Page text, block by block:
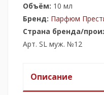
Объём: 10 мл
Бренд: Парфюм
Страна бренда/
Арт. SL муж. №12
Описание